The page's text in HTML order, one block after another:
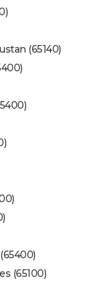
(65140)
(65100)